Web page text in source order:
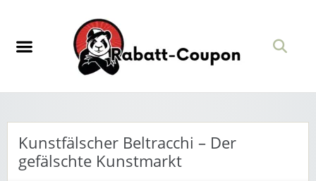
Kunstfälscher Beltracchi – Der
gefälschte Kunstmarkt